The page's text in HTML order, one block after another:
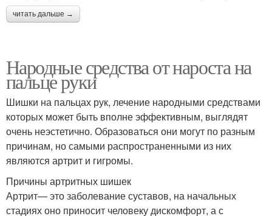
читать дальше →
Народные средства от нароста на
пальце руки
Шишки на пальцах рук, лечение народными средствами
которых может быть вполне эффективным, выглядят
очень неэстетично. Образоваться они могут по разным
причинам, но самыми распространенными из них
являются артрит и гигромы.
Причины артритных шишек
Артрит— это заболевание суставов, на начальных
стадиях оно приносит человеку дискомфорт, а с